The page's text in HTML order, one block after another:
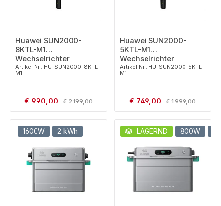
Huawei SUN2000-
8KTL-M1
Wechselrichter
Artikel Nr.: HU-SUN2000-8KTL-
M1
Verkaufspreis:
€ 990,00 Regulärer Preis:
€ 2.199,00
Huawei SUN2000-
5KTL-M1
Wechselrichter
Artikel Nr.: HU-SUN2000-5KTL-
M1
Verkaufspreis:
€ 749,00 Regulärer Preis:
€ 1.999,00
1600W 2 kWh LAGERND 800W